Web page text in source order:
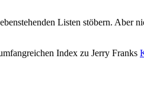
Listen stöbern.
Index zu Jerry Franks